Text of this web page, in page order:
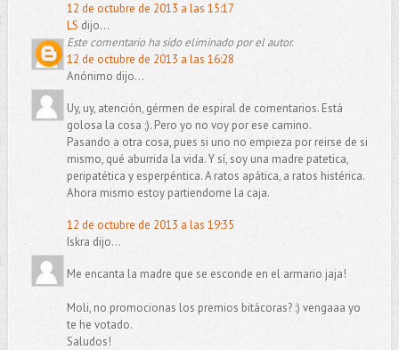
12 de octubre de 2013 a las 15:17
LS dijo...
Este comentario ha sido eliminado por el autor.
12 de octubre de 2013 a las 16:28
Anónimo dijo...
Uy, uy, atención, gérmen de espiral de comentarios. Está
golosa la cosa ;). Pero yo no voy por ese camino.
Pasando a otra cosa, pues si uno no empieza por reirse de si
mismo, qué aburrida la vida. Y sí, soy una madre patetica,
peripatética y esperpéntica. A ratos apática, a ratos histérica.
Ahora mismo estoy partiendome la caja.
12 de octubre de 2013 a las 19:35
Iskra dijo...
Me encanta la madre que se esconde en el armario jaja!
Moli, no promocionas los premios bitácoras? :) vengaaa yo
te he votado.
Saludos!